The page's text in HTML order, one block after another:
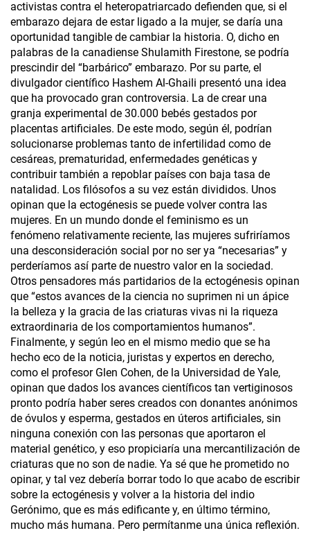
activistas contra el heteropatriarcado defienden que, si el
embarazo dejara de estar ligado a la mujer, se daría una
oportunidad tangible de cambiar la historia. O, dicho en
palabras de la canadiense Shulamith Firestone, se podría
prescindir del “barbárico” embarazo. Por su parte, el
divulgador científico Hashem Al-Ghaili presentó una idea
que ha provocado gran controversia. La de crear una
granja experimental de 30.000 bebés gestados por
placentas artificiales. De este modo, según él, podrían
solucionarse problemas tanto de infertilidad como de
cesáreas, prematuridad, enfermedades genéticas y
contribuir también a repoblar países con baja tasa de
natalidad. Los filósofos a su vez están divididos. Unos
opinan que la ectogénesis se puede volver contra las
mujeres. En un mundo donde el feminismo es un
fenómeno relativamente reciente, las mujeres sufriríamos
una desconsideración social por no ser ya “necesarias” y
perderíamos así parte de nuestro valor en la sociedad.
Otros pensadores más partidarios de la ectogénesis opinan
que “estos avances de la ciencia no suprimen ni un ápice
la belleza y la gracia de las criaturas vivas ni la riqueza
extraordinaria de los comportamientos humanos”.
Finalmente, y según leo en el mismo medio que se ha
hecho eco de la noticia, juristas y expertos en derecho,
como el profesor Glen Cohen, de la Universidad de Yale,
opinan que dados los avances científicos tan vertiginosos
pronto podría haber seres creados con donantes anónimos
de óvulos y esperma, gestados en úteros artificiales, sin
ninguna conexión con las personas que aportaron el
material genético, y eso propiciaría una mercantilización de
criaturas que no son de nadie. Ya sé que he prometido no
opinar, y tal vez debería borrar todo lo que acabo de escribir
sobre la ectogénesis y volver a la historia del indio
Gerónimo, que es más edificante y, en último término,
mucho más humana. Pero permítanme una única reflexión.